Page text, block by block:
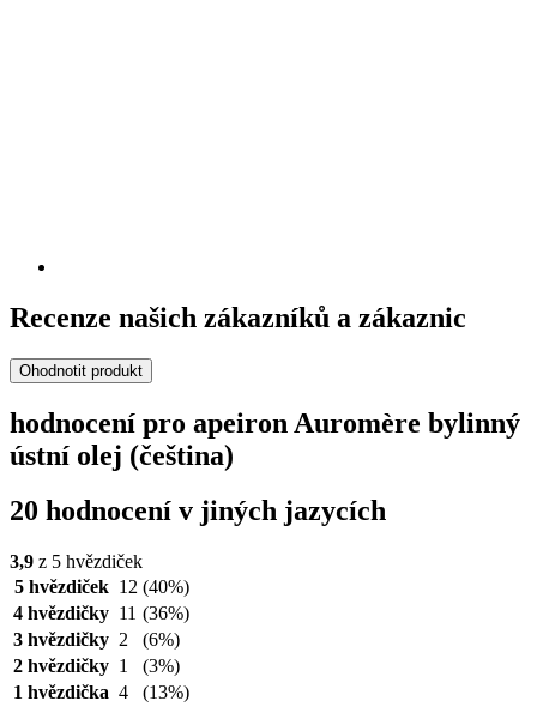
Recenze našich zákazníků a zákaznic
Ohodnotit produkt
hodnocení pro apeiron Auromère bylinný
ústní olej (čeština)
20 hodnocení v jiných jazycích
3,9 z 5 hvězdiček
5 hvězdiček 12 (40%)
4 hvězdičky 11 (36%)
3 hvězdičky 2
(6%)
2 hvězdičky 1
(3%)
1 hvězdička 4 (13%)